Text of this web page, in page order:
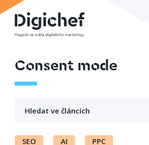
Consent mode
SEO AI PPC